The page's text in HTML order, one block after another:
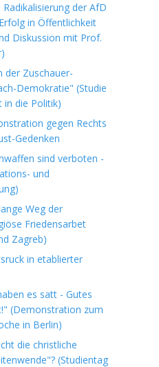
der AfD
in Öffentlichkeit
Diskussion mit Prof.
der Zuschauer-
Demokratie" (Studie
in die Politik)
gegen Rechts
Gedenken
sind verboten -
und
Weg der
Friedensarbet
Zagreb)
in etablierter
es satt - Gutes
(Demonstration zum
in Berlin)
die christliche
(Studientag